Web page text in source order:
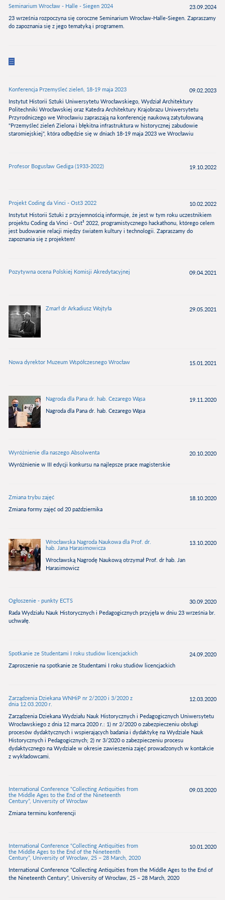
Seminarium Wrocław - Halle - Siegen 2024
23.09.2024
23 września rozpoczyna się coroczne Seminarium Wrocław-Halle-Siegen. Zapraszamy
do zapoznania się z jego tematyką i programem.
Konferencja Przemyśleć zieleń, 18-19 maja 2023
09.02.2023
Instytut Historii Sztuki Uniwersytetu Wrocławskiego, Wydział Architektury
Politechniki Wrocławskiej oraz Katedra Architektury Krajobrazu Uniwersytetu
Przyrodniczego we Wrocławiu zapraszają na konferencję naukową zatytułowaną
"Przemyśleć zieleń Zielona i błękitna infrastruktura w historycznej zabudowie
staromiejskiej", która odbędzie się w dniach 18-19 maja 2023 we Wrocławiu
Profesor Bogusław Gediga (1933-2022) 19.10.2022
Projekt Coding da Vinci - Ost3 2022
10.02.2022
Instytut Historii Sztuki z przyjemnością informuje, że jest w tym roku uczestnikiem
projektu Coding da Vinci - Ost³ 2022, programistycznego hackathonu, którego celem
jest budowanie relacji między światem kultury i technologii. Zapraszamy do
zapoznania się z projektem!
Pozytywna ocena Polskiej Komisji Akredytacyjnej 09.04.2021
Zmarł dr Arkadiusz Wojtyła 29.05.2021
Nowa dyrektor Muzeum Współczesnego Wrocław 15.01.2021
Nagroda dla Pana dr. hab. Cezarego Wąsa
19.11.2020
Nagroda dla Pana dr. hab. Cezarego Wąsa
Wyróżnienie dla naszego Absolwenta
20.10.2020
Wyróżnienie w III edycji konkursu na najlepsze prace magisterskie
Zmiana trybu zajęć
18.10.2020
Zmiana formy zajęć od 20 października
Wrocławska Nagroda Naukowa dla Prof. dr.
hab. Jana Harasimowicza
13.10.2020
Wrocławską Nagrodę Naukową otrzymał Prof. dr hab. Jan
Harasimowicz
Ogłoszenie - punkty ECTS
30.09.2020
Rada Wydziału Nauk Historycznych i Pedagogicznych przyjęła w dniu 23 września br.
uchwałę.
Spotkanie ze Studentami I roku studiów licencjackich
24.09.2020
Zaproszenie na spotkanie ze Studentami I roku studiów licencjackich
Zarządzenia Dziekana WNHiP nr 2/2020 i 3/2020 z
dnia 12.03.2020 r.
12.03.2020
Zarządzenia Dziekana Wydziału Nauk Historycznych i Pedagogicznych Uniwersytetu
Wrocławskiego z dnia 12 marca 2020 r.: 1) nr 2/2020 o zabezpieczeniu obsługi
procesów dydaktycznych i wspierających badania i dydaktykę na Wydziale Nauk
Historycznych i Pedagogicznych; 2) nr 3/2020 o zabezpieczeniu procesu
dydaktycznego na Wydziale w okresie zawieszenia zajęć prowadzonych w kontakcie
z wykładowcami.
International Conference “Collecting Antiquities from
the Middle Ages to the End of the Nineteenth
Century”, University of Wrocław
09.03.2020
Zmiana terminu konferencji
International Conference “Collecting Antiquities from
the Middle Ages to the End of the Nineteenth
Century”, University of Wrocław, 25 – 28 March, 2020
10.01.2020
International Conference “Collecting Antiquities from the Middle Ages to the End of
the Nineteenth Century”, University of Wrocław, 25 – 28 March, 2020